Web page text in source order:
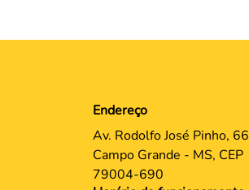
Endereço
Av. Rodolfo José Pinho, 66
Campo Grande - MS, CEP
79004-690